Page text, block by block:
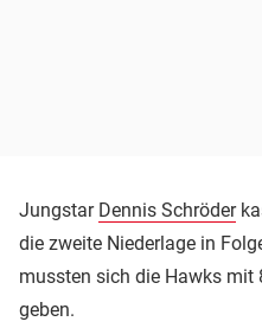
Jungstar Dennis Schröder
die zweite Niederlage in
mussten sich die Hawks mit
geben.